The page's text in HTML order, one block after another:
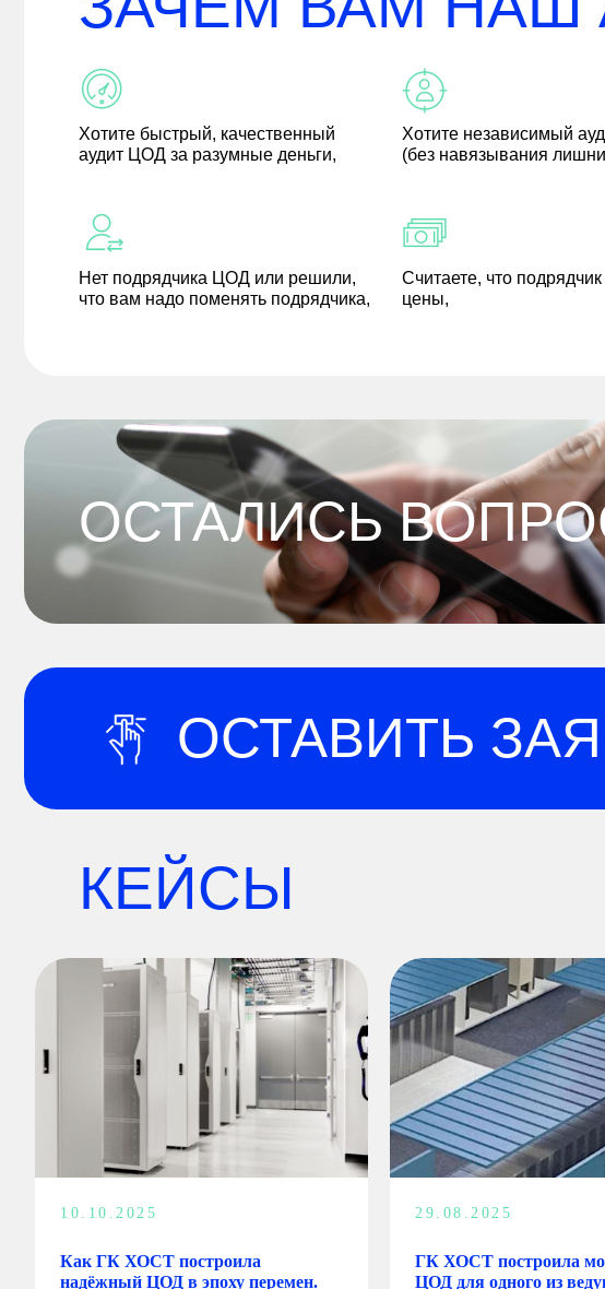
Хотите быстрый, качественный
аудит ЦОД за разумные деньги,
Хотите независимый
(без навязывания
Нет подрядчика ЦОД или решили,
что вам надо поменять подрядчика,
Считаете, что
цены,
ОСТАЛИСЬ
ОСТАВИТЬ
КЕЙСЫ
10.10.2025
Как ГК ХОСТ построила
надёжный ЦОД в эпоху перемен.
29.08.2025
ГК ХОСТ построила
ЦОД для одного из